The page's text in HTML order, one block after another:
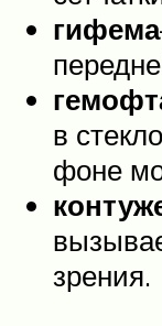
гифема
в
фоне
зрения.